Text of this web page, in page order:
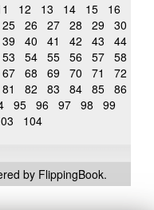
12 13 14 15
16
25 26 27 28 29
30
39 40 41 42 43
44
53 54 55 56 57 58
67 68 69 70 71
72
81 82 83 84 85 86
95 96 97 98
99
104
by FlippingBook.